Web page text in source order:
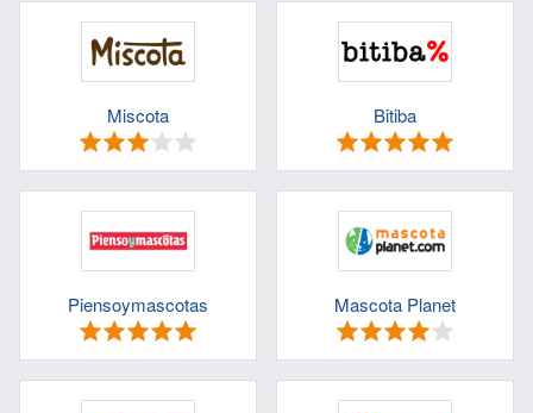
Miscota Bitiba
Piensoymascotas Mascota Planet